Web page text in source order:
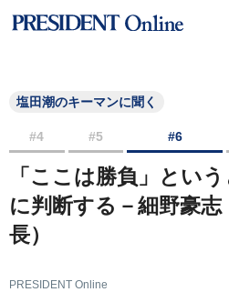
塩田潮のキーマンに聞く
#4 #5 #6
「ここは勝負」とい
に判断する－細野豪志
長）
PRESIDENT Online